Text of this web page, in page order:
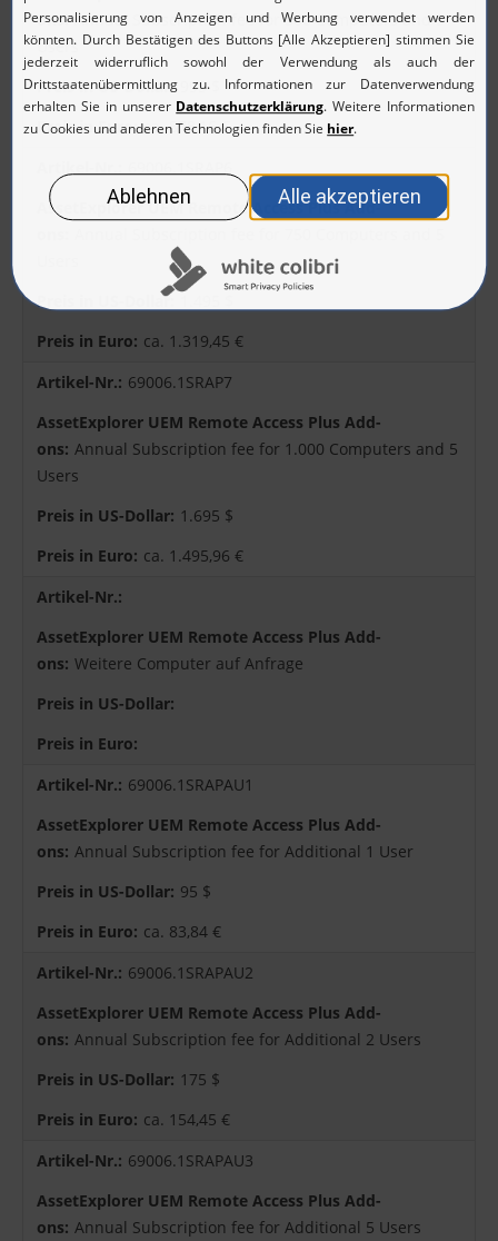
Annual Subscription fee for 500 Computers and 5
Users
995 $
ca. 878,16 €
ca. 1.319,45 €
69006.1SRAP7
Annual Subscription fee for 1.000 Computers and 5
Users
1.695 $
ca. 1.495,96 €
Weitere Computer auf Anfrage
69006.1SRAPAU1
Annual Subscription fee for Additional 1 User
95 $
ca. 83,84 €
69006.1SRAPAU2
Annual Subscription fee for Additional 2 Users
175 $
ca. 154,45 €
69006.1SRAPAU3
Annual Subscription fee for Additional 5 Users